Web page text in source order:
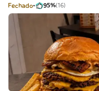
Fechado 95%(16)